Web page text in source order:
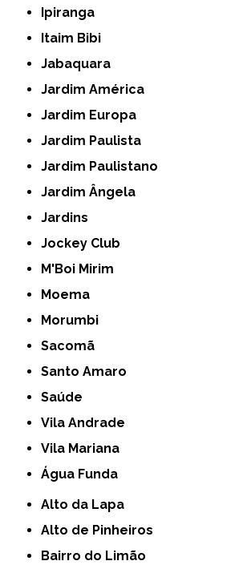
Ipiranga
Itaim Bibi
Jabaquara
Jardim América
Jardim Europa
Jardim Paulista
Jardim Paulistano
Jardim Ângela
Jardins
Jockey Club
M'Boi Mirim
Moema
Morumbi
Sacomã
Santo Amaro
Saúde
Vila Andrade
Vila Mariana
Água Funda
Alto da Lapa
Alto de Pinheiros
Bairro do Limão